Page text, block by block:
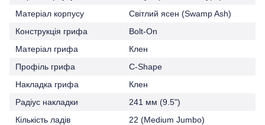
Матеріал корпусу
Світлий ясен (Swamp Ash)
Конструкція грифа
Bolt-On
Матеріал грифа
Клен
Профіль грифа
C-Shape
Накладка грифа
Клен
Радіус накладки
241 мм (9.5")
Кількість ладів
22 (Medium Jumbo)